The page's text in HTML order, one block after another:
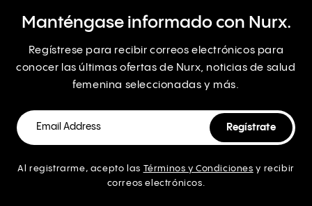
Manténgase informado con Nurx.
Regístrese para recibir correos electrónicos para
conocer las últimas ofertas de Nurx, noticias de salud
femenina seleccionadas y más.
Al registrarme, acepto las Términos y Condiciones y recibir
correos electrónicos.